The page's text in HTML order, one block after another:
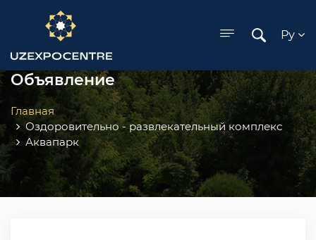
menu
Ру
Объявление
Главная
Оздоровительно - развлекательный комплекс
Аквапарк